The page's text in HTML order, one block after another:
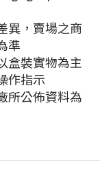
異，賣場之商
準
盒裝實物為主
作指示
所公佈資料為